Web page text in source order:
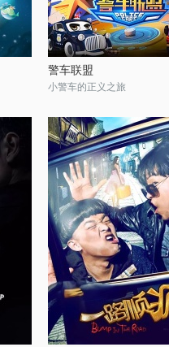
警车联盟
小警车的正义之旅